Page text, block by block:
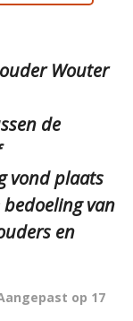
Wouter
de
vond plaats
van
en
op 17